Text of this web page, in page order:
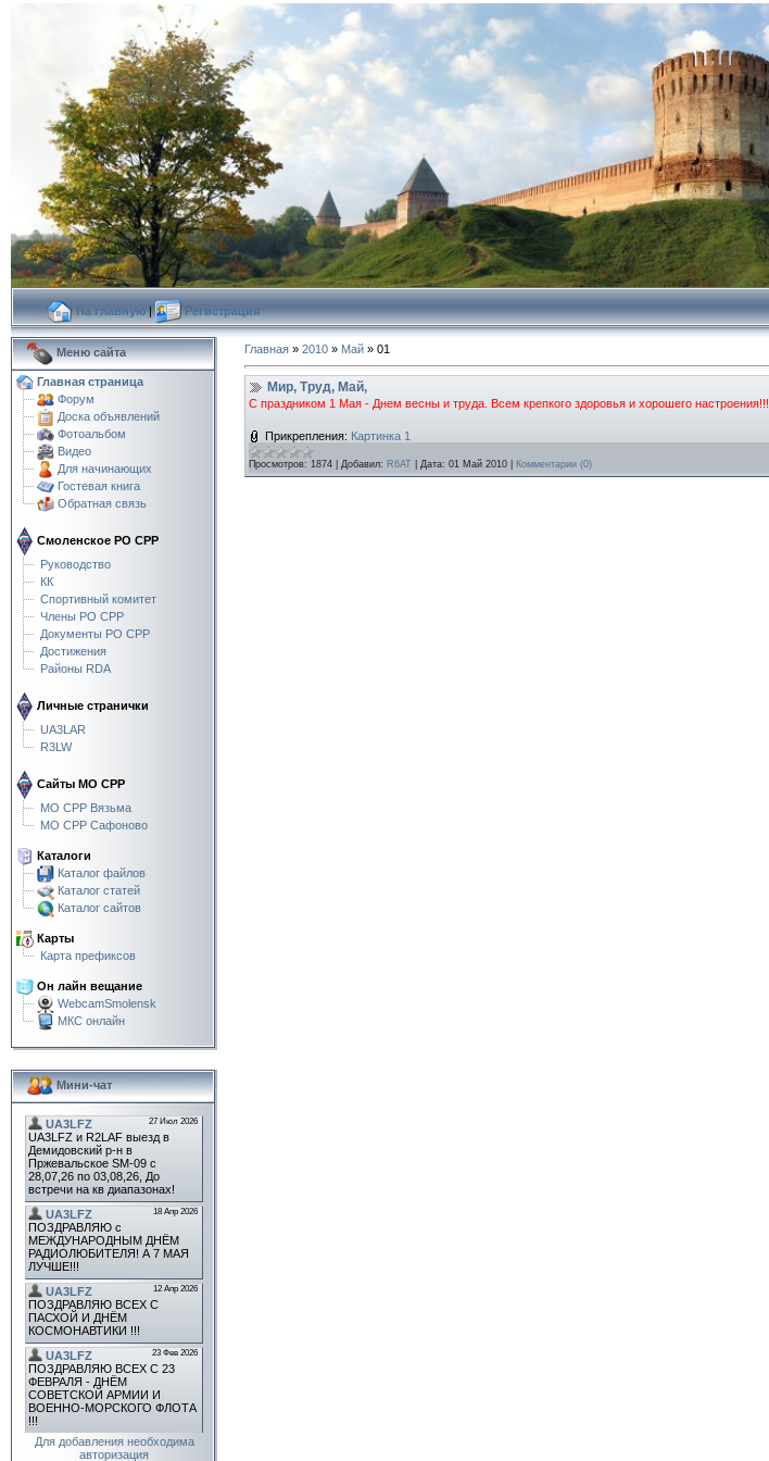
На главную| Регистрация
Меню сайта
Главная страница
Форум
Доска объявлений
Фотоальбом
Видео
Для начинающих
Гостевая книга
Обратная связь
Смоленское РО СРР
Руководство
КК
Спортивный комитет
Члены РО СРР
Документы РО СРР
Достижения
Районы RDA
Личные странички
UA3LAR
R3LW
Сайты МО СРР
МО СРР Вязьма
МО СРР Сафоново
Каталоги
Каталог файлов
Каталог статей
Каталог сайтов
Карты
Карта префиксов
Он лайн вещание
WebcamSmolensk
МКС онлайн
Мини-чат
Для добавления необходима
авторизация
Главная » 2010 » Май » 01
Мир, Труд, Май,
C праздником 1 Мая - Днем весны и труда. Всем крепкого здоровья и хорошего настроения!!!
Прикрепления: Картинка 1
Просмотров: 1874 Добавил: R6AT Дата: 01 Май 2010 Комментарии (0)